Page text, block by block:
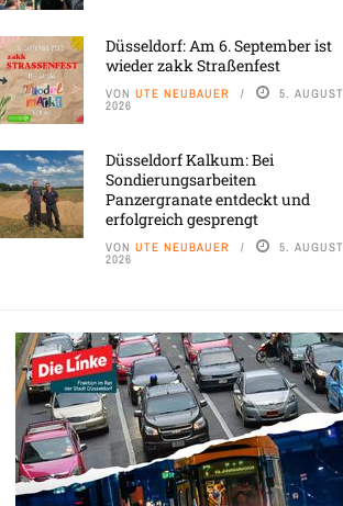
Düsseldorf: Am 6. September ist
wieder zakk Straßenfest
VON UTE NEUBAUER 5. AUGUST
2026
Düsseldorf Kalkum: Bei
Sondierungsarbeiten
Panzergranate entdeckt und
erfolgreich gesprengt
VON UTE NEUBAUER 5. AUGUST
2026